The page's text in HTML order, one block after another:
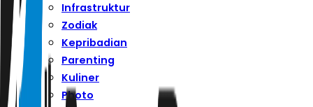
Infrastruktur
Zodiak
Kepribadian
Parenting
Kuliner
Photo